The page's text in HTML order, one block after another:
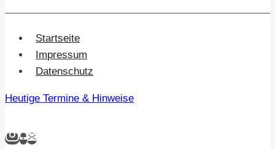
Startseite
Impressum
Datenschutz
Heutige Termine & Hinweise